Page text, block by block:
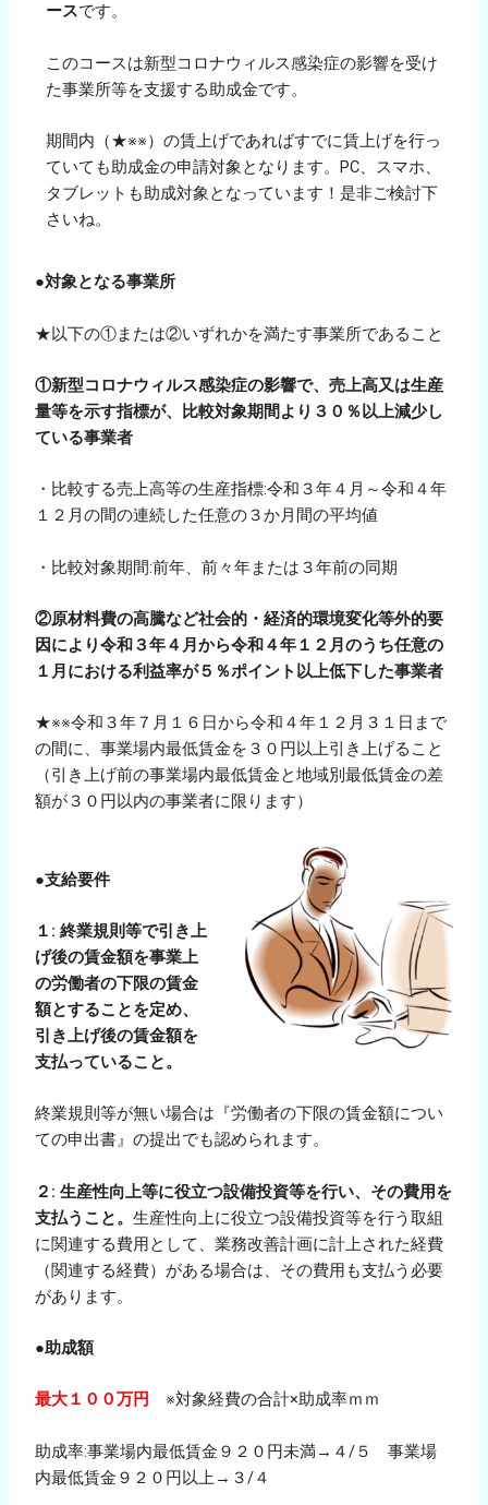
ースです。
このコースは新型コロナウィルス感染症の影響を受け
た事業所等を支援する助成金です。
期間内（★※※）の賃上げであればすでに賃上げを行っ
ていても助成金の申請対象となります。PC、スマホ、
タブレットも助成対象となっています！是非ご検討下
さいね。
●対象となる事業所
★以下の①または②いずれかを満たす事業所であること
①新型コロナウィルス感染症の影響で、売上高又は生産
量等を示す指標が、比較対象期間より３０％以上減少し
ている事業者
・比較する売上高等の生産指標:令和３年４月～令和４年
１２月の間の連続した任意の３か月間の平均値
・比較対象期間:前年、前々年または３年前の同期
②原材料費の高騰など社会的・経済的環境変化等外的要
因により令和３年４月から令和４年１２月のうち任意の
１月における利益率が５％ポイント以上低下した事業者
★※※令和３年７月１６日から令和４年１２月３１日まで
の間に、事業場内最低賃金を３０円以上引き上げること
（引き上げ前の事業場内最低賃金と地域別最低賃金の差
額が３０円以内の事業者に限ります）
●支給要件
１: 終業規則等で引き上
げ後の賃金額を事業上
の労働者の下限の賃金
額とすることを定め、
引き上げ後の賃金額を
支払っていること。
終業規則等が無い場合は『労働者の下限の賃金額につい
ての申出書』の提出でも認められます。
２: 生産性向上等に役立つ設備投資等を行い、その費用を
支払うこと。生産性向上に役立つ設備投資等を行う取組
に関連する費用として、業務改善計画に計上された経費
（関連する経費）がある場合は、その費用も支払う必要
があります。
●助成額
最大１００万円 ※対象経費の合計×助成率ｍｍ
助成率:事業場内最低賃金９２０円未満→４/５ 事業場
内最低賃金９２０円以上→３/４